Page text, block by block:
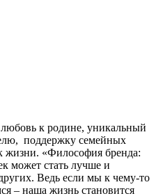
любовь к родине, уникальный
поддержку семейных
жизни. «Философия бренда:
может стать лучше и
Ведь если мы к чему-то
– наша жизнь становится